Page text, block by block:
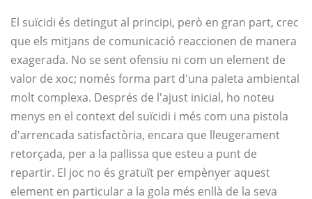
El suïcidi és detingut al principi, però en gran part, crec
que els mitjans de comunicació reaccionen de manera
exagerada. No se sent ofensiu ni com un element de
valor de xoc; només forma part d'una paleta ambiental
molt complexa. Després de l'ajust inicial, ho noteu
menys en el context del suïcidi i més com una pistola
d'arrencada satisfactòria, encara que lleugerament
retorçada, per a la pallissa que esteu a punt de
repartir. El joc no és gratuït per empènyer aquest
element en particular a la gola més enllà de la seva